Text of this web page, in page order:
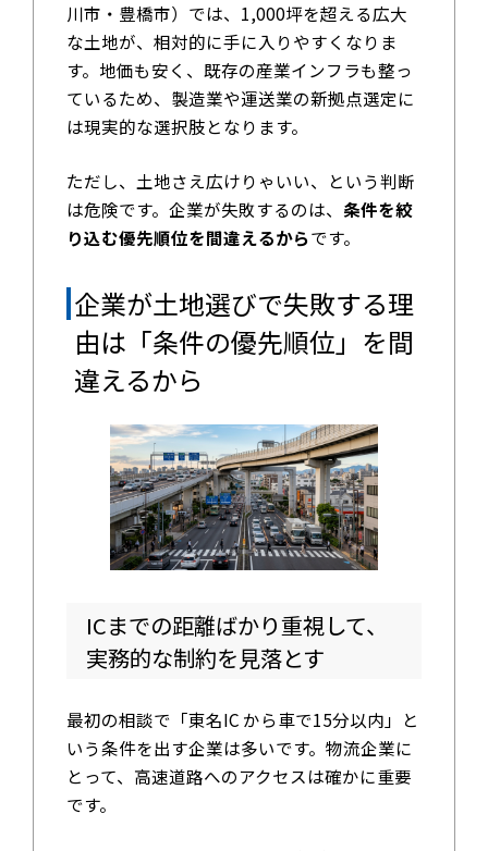
川市・豊橋市）では、1,000坪を超える広大
な土地が、相対的に手に入りやすくなりま
す。地価も安く、既存の産業インフラも整っ
ているため、製造業や運送業の新拠点選定に
は現実的な選択肢となります。
ただし、土地さえ広けりゃいい、という判断
は危険です。企業が失敗するのは、 条件を絞
り込む優先順位を間違えるからです。
企業が土地選びで失敗する理
由は「条件の優先順位」を間
違えるから
ICまでの距離ばかり重視して、
実務的な制約を見落とす
最初の相談で「東名IC から車で15分以内」と
いう条件を出す企業は多いです。物流企業に
とって、高速道路へのアクセスは確かに重要
です。